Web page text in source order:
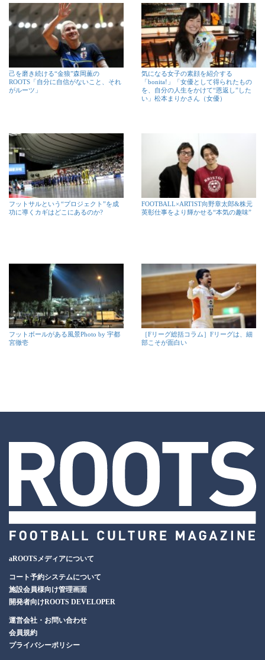
己を磨き続ける“金狼”森岡薫の
ROOTS「自分に自信がないこと、それ
がルーツ」
気になる女子の素顔を紹介する
「bonita!」「女優として得られたもの
を、自分の人生をかけて“恩返し”した
い」松本まりかさん（女優）
フットサルという“プロジェクト”を成
功に導くカギはどこにあるのか?
FOOTBALL×ARTIST向野章太郎&株元
英彰仕事をより輝かせる“本気の趣味”
フットボールがある風景Photo by 宇都
宮徹壱
［Fリーグ総括コラム］Fリーグは、細
部こそが面白い
aROOTSメディアについて
コート予約システムについて
施設会員様向け管理画面
開発者向けROOTS DEVELOPER
運営会社・お問い合わせ
会員規約
プライバシーポリシー